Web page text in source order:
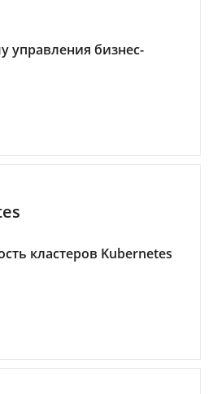
управления бизнес-
кластеров Kubernetes